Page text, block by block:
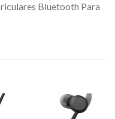
Bluetooth Para